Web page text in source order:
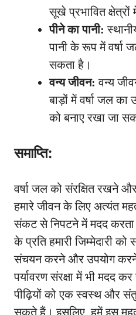
सूखे प्रभावित क्षेत्रों
पीने का पानी:
पानी के रूप में वर्षा
सकता है।
वन्य जीवन: वन्य
बाड़ों में वर्षा जल
को बनाए रखा जा
समाप्ति:
वर्षा जल को संरक्षित रखने
हमारे जीवन के लिए अत्यंत
संकट से निपटने में मदद
के प्रति हमारी जिम्मेदारी
संचयन करने और उपयोग
पर्यावरण संरक्षा में भी मदद
पीढ़ियों को एक स्वस्थ और
सकते हैं। इसलिए, हमें इस